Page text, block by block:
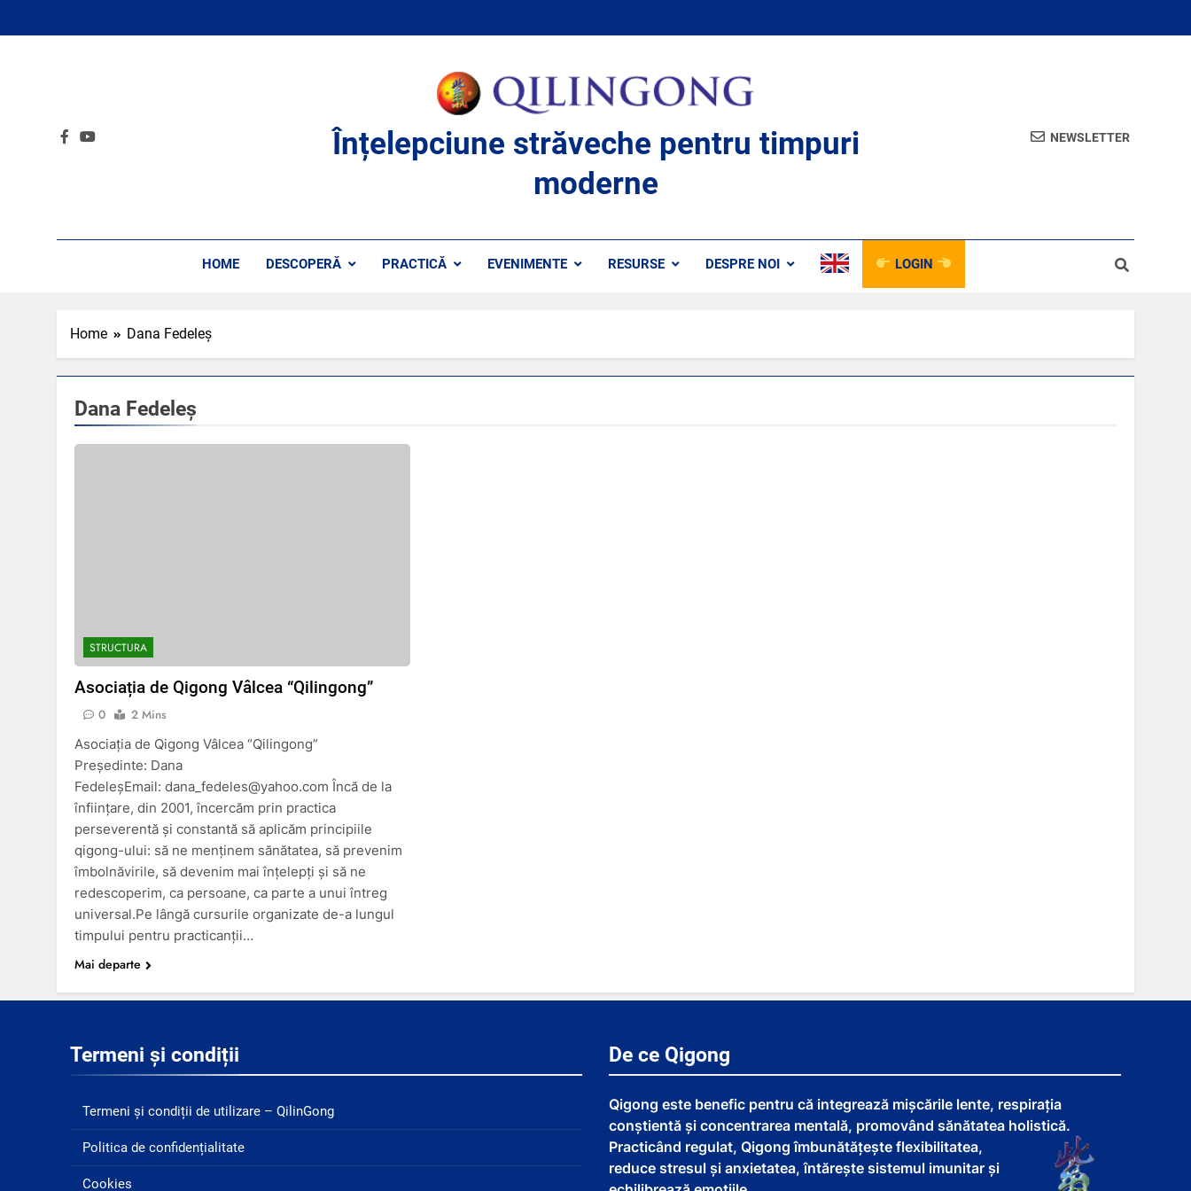
Înțelepciune străveche pentru timpuri
moderne
NEWSLETTER
HOME DESCOPERĂ PRACTICĂ EVENIMENTE RESURSE DESPRE NOI LOGIN
Home Dana Fedeleș
Dana Fedeleș
STRUCTURA
Asociația de Qigong Vâlcea “Qilingong”
0
2 Mins
Asociația de Qigong Vâlcea “Qilingong”
Președinte: Dana
FedeleșEmail: dana_fedeles@yahoo.com Încă de la
înființare, din 2001, încercăm prin practica
perseverentă și constantă să aplicăm principiile
qigong-ului: să ne menținem sănătatea, să prevenim
îmbolnăvirile, să devenim mai înțelepți și să ne
redescoperim, ca persoane, ca parte a unui întreg
universal.Pe lângă cursurile organizate de-a lungul
timpului pentru practicanții…
Mai departe
Termeni și condiții
Termeni și condiții de utilizare – QilinGong
Politica de confidențialitate
Cookies
De ce Qigong
Qigong este benefic pentru că integrează mișcările lente, respirația
conștientă și concentrarea mentală, promovând sănătatea holistică.
Practicând regulat, Qigong îmbunătățește flexibilitatea,
reduce stresul și anxietatea, întărește sistemul imunitar și